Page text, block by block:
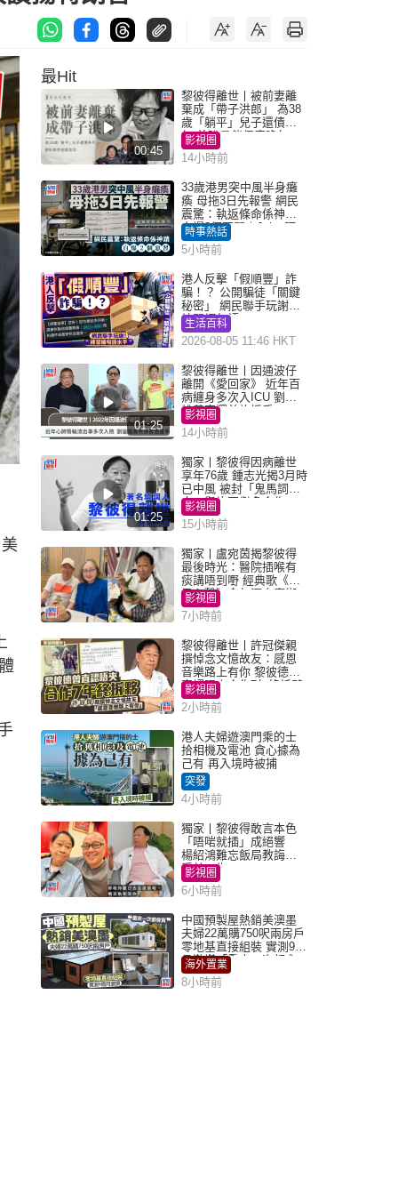
最Hit
00:45
黎彼得離世丨被前妻離
棄成「帶子洪郎」 為38
歲「躺平」兒子還債多
年 曾盼尋伴侶度晚年
影視圈
14小時前
33歲港男突中風半身癱
瘓 母拖3日先報警 網民
震驚：執返條命係神蹟
自爆2個惡習｜Juicy叮
時事熱話
5小時前
港人反擊「假順豐」詐
騙！？ 公開騙徒「關鍵
秘密」 網民聯手玩謝：
練習緬甸語
生活百科
2026-08-05 11:46 HKT
01:25
黎彼得離世丨因通波仔
離開《愛回家》 近年百
病纏身多次入ICU 劉鑾
雄黃宗澤曾施援手
影視圈
14小時前
01:25
獨家丨黎彼得因病離世
享年76歲 鍾志光揭3月時
已中風 被封「鬼馬詞
人」與許冠傑多合作
影視圈
15小時前
獨家丨盧宛茵揭黎彼得
最後時光：醫院插喉有
痰講唔到嘢 經典歌《浪
子心聲》金句源自廟街
睇相佬
影視圈
7小時前
黎彼得離世丨許冠傑親
撰悼念文憶故友：感恩
音樂路上有你 黎彼德曾
直認唔夾合作7年終拆夥
影視圈
2小時前
港人夫婦遊澳門乘的士
拾相機及電池 貪心據為
己有 再入境時被捕
突發
4小時前
獨家丨黎彼得敢言本色
「唔啱就插」成絕響
楊紹鴻難忘飯局教誨：
受益一生
影視圈
6小時前
中國預製屋熱銷美澳墨
夫婦22萬購750呎兩房戶
零地基直接組裝 實測9個
月激讚「重來一次都會
買」
海外置業
8小時前